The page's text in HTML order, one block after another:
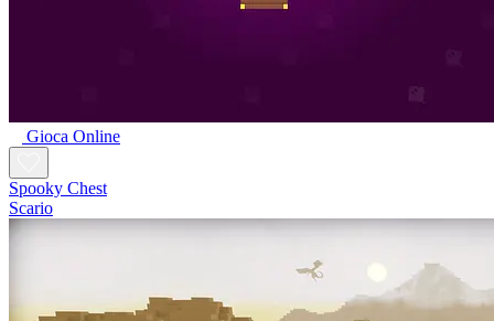
Gioca Online
Spooky Chest
Scario